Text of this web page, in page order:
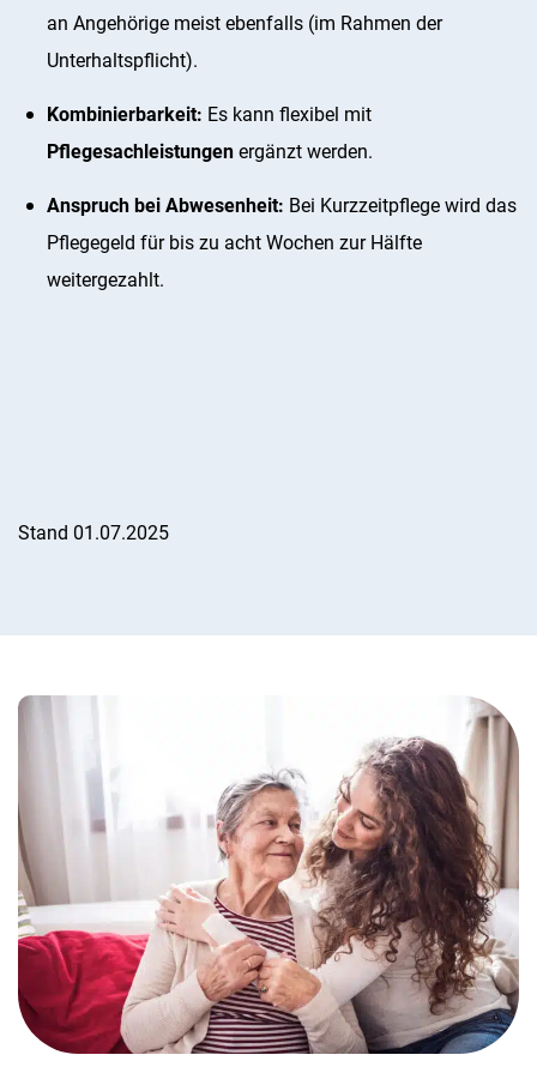
an Angehörige meist ebenfalls (im Rahmen der
Unterhaltspflicht).
Kombinierbarkeit: Es kann flexibel mit
Pflegesachleistungen ergänzt werden.
Anspruch bei Abwesenheit: Bei Kurzzeitpflege wird das
Pflegegeld für bis zu acht Wochen zur Hälfte
weitergezahlt.
Stand 01.07.2025